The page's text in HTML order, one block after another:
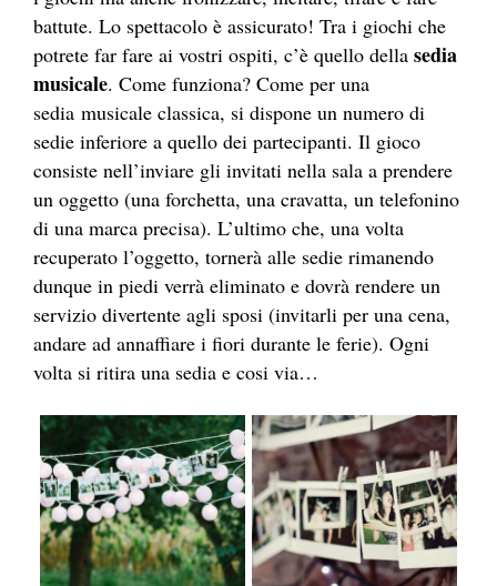
battute. Lo spettacolo è assicurato! Tra i giochi che
potrete far fare ai vostri ospiti, c’è quello della sedia
musicale. Come funziona? Come per una
sedia musicale classica, si dispone un numero di
sedie inferiore a quello dei partecipanti. Il gioco
consiste nell’inviare gli invitati nella sala a prendere
un oggetto (una forchetta, una cravatta, un telefonino
di una marca precisa). L’ultimo che, una volta
recuperato l’oggetto, tornerà alle sedie rimanendo
dunque in piedi verrà eliminato e dovrà rendere un
servizio divertente agli sposi (invitarli per una cena,
andare ad annaffiare i fiori durante le ferie). Ogni
volta si ritira una sedia e cosi via…